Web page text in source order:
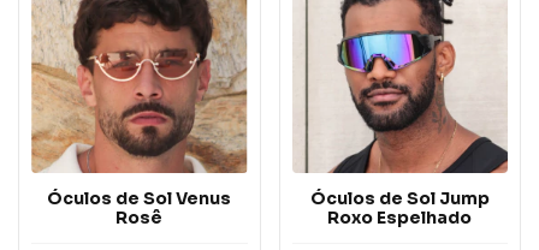
Óculos de Sol Venus
Rosê
Óculos de Sol Jump
Roxo Espelhado